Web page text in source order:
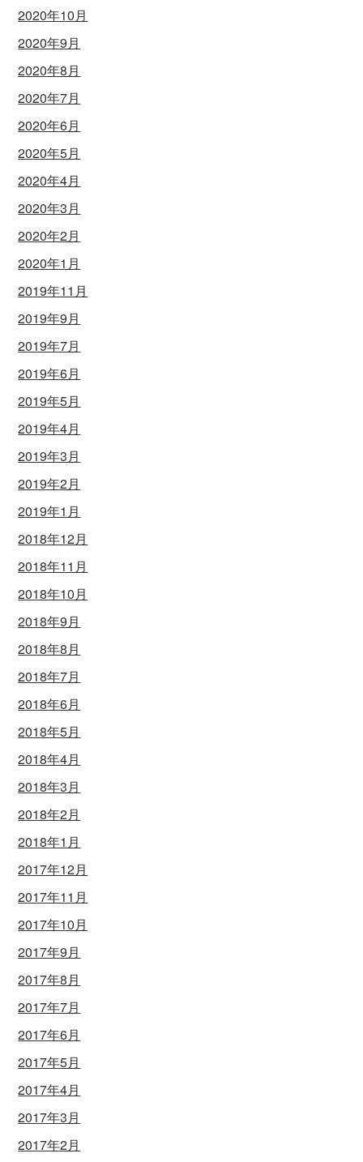
2020年10月
2020年9月
2020年8月
2020年7月
2020年6月
2020年5月
2020年4月
2020年3月
2020年2月
2020年1月
2019年11月
2019年9月
2019年7月
2019年6月
2019年5月
2019年4月
2019年3月
2019年2月
2019年1月
2018年12月
2018年11月
2018年10月
2018年9月
2018年8月
2018年7月
2018年6月
2018年5月
2018年4月
2018年3月
2018年2月
2018年1月
2017年12月
2017年11月
2017年10月
2017年9月
2017年8月
2017年7月
2017年6月
2017年5月
2017年4月
2017年3月
2017年2月